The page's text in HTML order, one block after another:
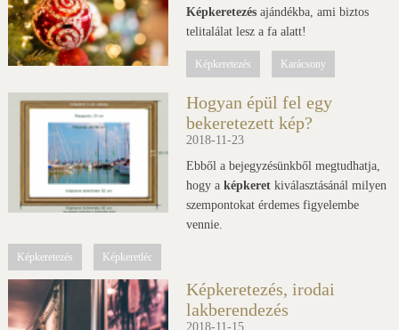
Képkeretezésajándékba, ami biztos
telitalálat lesz a fa alatt!
Képkeretezés Karácsony
Hogyan épül fel egy
bekeretezett kép?
2018-11-23
Ebből a bejegyzésünkből megtudhatja,
hogy a képkeretkiválasztásánál milyen
szempontokat érdemes figyelembe
vennie.
Képkeretezés Képkeretléc
Képkeretezés, irodai
lakberendezés
2018-11-15